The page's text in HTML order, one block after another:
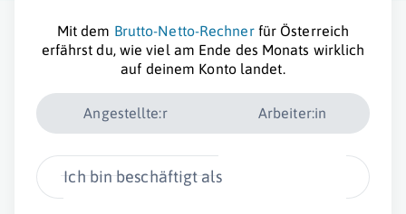
Mit dem Brutto-Netto-Rechnerfür Österreich
erfährst du, wie viel am Ende des Monats wirklich
auf deinem Konto landet.
Angestellte:r Arbeiter:in
Ich bin beschäftigt als